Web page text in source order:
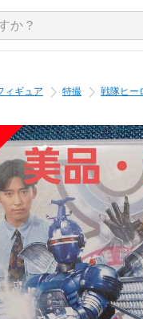
ィギュア 特撮 戦隊ヒー